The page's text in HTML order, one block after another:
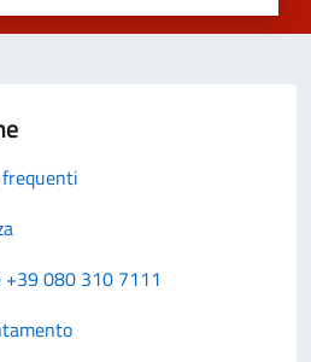
+39 080 310 7111